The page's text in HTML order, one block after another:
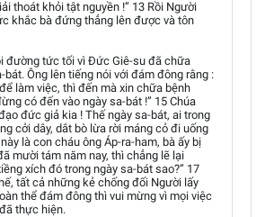
thoát khỏi tật nguyền !” 13 Rồi Người
khắc bà đứng thẳng lên được và tôn
đường tức tối vì Đức Giê-su đã chữa
bát. Ông lên tiếng nói với đám đông rằng :
làm việc, thì đến mà xin chữa bệnh
có đến vào ngày sa-bát !” 15 Chúa
đức giả kia ! Thế ngày sa-bát, ai trong
cởi dây, dắt bò lừa rời máng cỏ đi uống
là con cháu ông Áp-ra-ham, bà ấy bị
mười tám năm nay, thì chẳng lẽ lại
xích đó trong ngày sa-bát sao?” 17
tất cả những kẻ chống đối Người lấy
thể đám đông thì vui mừng vì mọi việc
thực hiện.